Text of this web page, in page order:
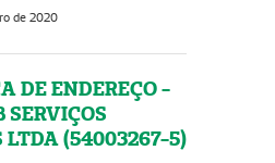
de 2020
DE ENDEREÇO -
SERVIÇOS
LTDA (54003267-5)